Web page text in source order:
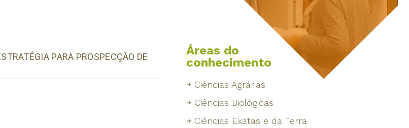
PARA PROSPECÇÃO DE
Áreas do
conhecimento
Ciências Agrárias
Ciências Biológicas
Ciências Exatas e da Terra